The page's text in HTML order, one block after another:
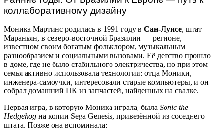
коллаборативному дизайну
Моника Мартинс родилась в 1991 году в Сан-Луисе, штат
Мараньян, в северо-восточной Бразилии — регионе,
известном своим богатым фольклором, музыкальным
разнообразием и социальными вызовами. Её детство прошло
в доме, где не было стабильного электричества, но при этом
семья активно использовала технологии: отца Моники,
инженера-самоучки, интересовали старые компьютеры, и он
собрал домашний ПК из запчастей, найденных на свалке.
Первая игра, в которую Моника играла, была Sonic the
Hedgehog на копии Sega Genesis, привезённой из соседнего
штата. Позже она вспоминала: